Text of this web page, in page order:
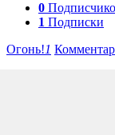
0
1 Подписки
Огонь!1